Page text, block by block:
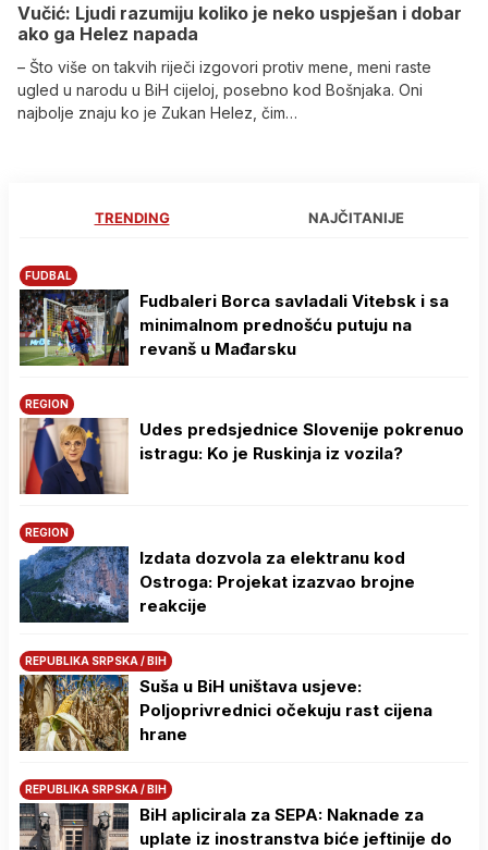
Vučić: Ljudi razumiju koliko je neko uspješan i dobar
ako ga Helez napada
– Što više on takvih riječi izgovori protiv mene, meni raste
ugled u narodu u BiH cijeloj, posebno kod Bošnjaka. Oni
najbolje znaju ko je Zukan Helez, čim…
TRENDING NAJČITANIJE
FUDBAL
Fudbaleri Borca savladali Vitebsk i sa
minimalnom prednošću putuju na
revanš u Mađarsku
REGION
Udes predsjednice Slovenije pokrenuo
istragu: Ko je Ruskinja iz vozila?
REGION
Izdata dozvola za elektranu kod
Ostroga: Projekat izazvao brojne
reakcije
REPUBLIKA SRPSKA / BIH
Suša u BiH uništava usjeve:
Poljoprivrednici očekuju rast cijena
hrane
REPUBLIKA SRPSKA / BIH
BiH aplicirala za SEPA: Naknade za
uplate iz inostranstva biće jeftinije do